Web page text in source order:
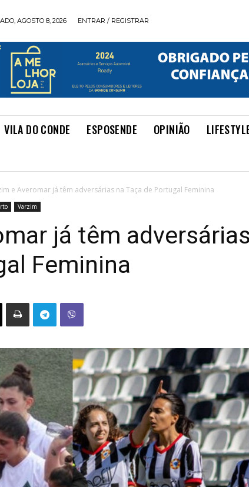
AGOSTO 8, 2026 ENTRAR / REGISTRAR
VILA DO CONDE ESPOSENDE OPINIÃO
e Averomar já têm adversárias na Taça de Portugal Feminina
Varzim
já têm
Feminina